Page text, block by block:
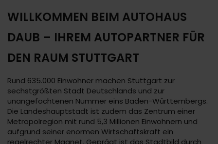
WILLKOMMEN BEIM AUTOHAUS
DAUB – IHREM AUTOPARTNER FÜR
DEN RAUM STUTTGART
Rund 635.000 Einwohner machen Stuttgart zur
sechstgrößten Stadt Deutschlands und zur
unangefochtenen Nummer eins Baden-Württembergs.
Die Landeshauptstadt ist zudem das Zentrum einer
Metropolregion mit rund 5,3 Millionen Einwohnern und
aufgrund seiner enormen Wirtschaftskraft ein
regelrechter Magnet. Geprägt ist das Stadtbild durch